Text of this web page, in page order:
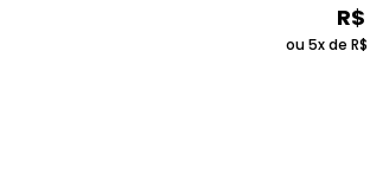
R$
ou 5x de R$